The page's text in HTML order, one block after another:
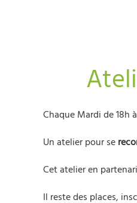
Chaque Mardi de 18h
Un atelier pour se
Cet atelier en
Il reste des places,